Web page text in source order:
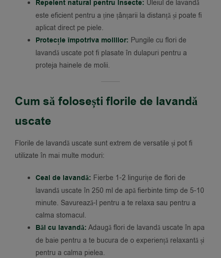
Repelent natural pentru insecte: Uleiul de lavandă
este eficient pentru a ține țânțarii la distanță și poate fi
aplicat direct pe piele.
Protecție împotriva moliilor: Pungile cu flori de
lavandă uscate pot fi plasate în dulapuri pentru a
proteja hainele de molii.
Cum să folosești florile de lavandă
uscate
Florile de lavandă uscate sunt extrem de versatile și pot fi
utilizate în mai multe moduri:
Ceai de lavandă: Fierbe 1-2 lingurițe de flori de
lavandă uscate în 250 ml de apă fierbinte timp de 5-10
minute. Savurează-l pentru a te relaxa sau pentru a
calma stomacul.
Băi cu lavandă: Adaugă flori de lavandă uscate în apa
de baie pentru a te bucura de o experiență relaxantă și
pentru a calma pielea.